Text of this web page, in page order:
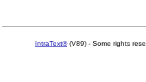
IntraText®(V89) - Some rights